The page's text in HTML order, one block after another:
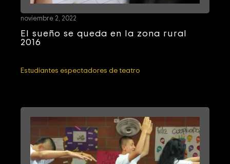
El sueño se queda en la zona rural
2016
noviembre 2, 2022
Estudiantes espectadores de teatro